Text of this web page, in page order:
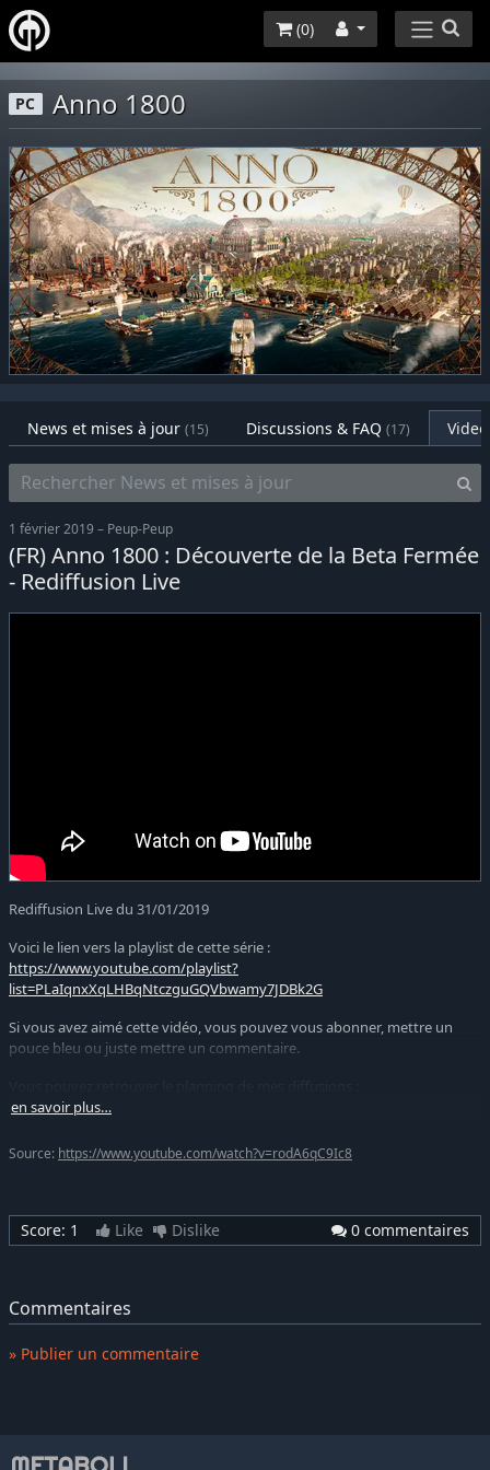
(0)
PC Anno 1800
News et mises à jour (15) Discussions & FAQ (17)
1 février 2019 – Peup-Peup
(FR) Anno 1800 : Découverte de la Beta Fermée
- Rediffusion Live
Rediffusion Live du 31/01/2019
Voici le lien vers la playlist de cette série :
https://www.youtube.com/playlist?
list=PLaIqnxXqLHBqNtczguGQVbwamy7JDBk2G
Si vous avez aimé cette vidéo, vous pouvez vous abonner, mettre un
pouce bleu ou juste mettre un commentaire.
https://docs.google.com/spreadsheets/d/
Vous pouvez me retrouver sur mes réseaux sociaux :
Twitter :https://twitter.com/peup_peup
en savoir plus…
Source: https://www.youtube.com/watch?v=rodA6qC9Ic8
Score: 1 Like Dislike 0 commentaires
Commentaires
» Publier un commentaire